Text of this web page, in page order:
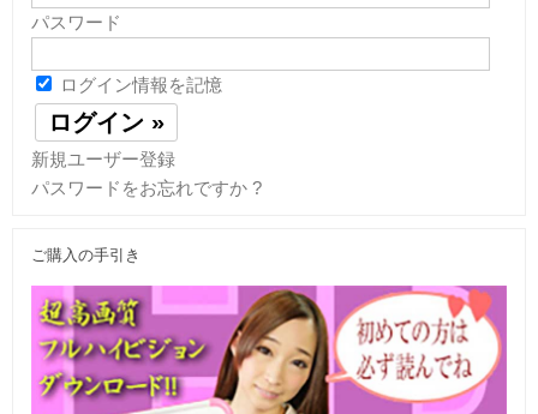
パスワード
ログイン情報を記憶
新規ユーザー登録
パスワードをお忘れですか ?
ご購入の手引き